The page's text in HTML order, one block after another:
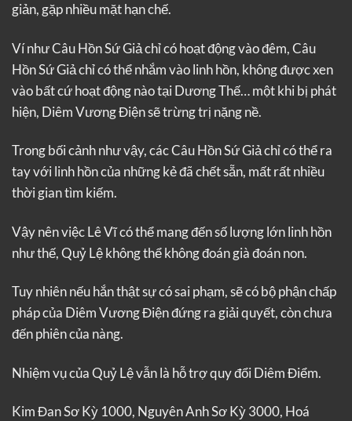
giản, gặp nhiều mặt hạn chế.
Ví như Câu Hồn Sứ Giả chỉ có hoạt động vào đêm, Câu
Hồn Sứ Giả chỉ có thể nhắm vào linh hồn, không được xen
vào bất cứ hoạt động nào tại Dương Thế… một khi bị phát
hiện, Diêm Vương Điện sẽ trừng trị nặng nề.
Trong bối cảnh như vậy, các Câu Hồn Sứ Giả chỉ có thể ra
tay với linh hồn của những kẻ đã chết sẵn, mất rất nhiều
thời gian tìm kiếm.
Vậy nên việc Lê Vĩ có thể mang đến số lượng lớn linh hồn
như thế, Quỷ Lệ không thể không đoán già đoán non.
Tuy nhiên nếu hắn thật sự có sai phạm, sẽ có bộ phận chấp
pháp của Diêm Vương Điện đứng ra giải quyết, còn chưa
đến phiên của nàng.
Nhiệm vụ của Quỷ Lệ vẫn là hỗ trợ quy đổi Diêm Điểm.
Kim Đan Sơ Kỳ 1000, Nguyên Anh Sơ Kỳ 3000, Hoá